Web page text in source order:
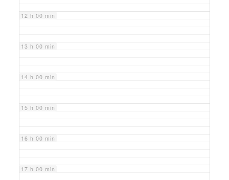
12 h 00 min
13 h 00 min
14 h 00 min
15 h 00 min
16 h 00 min
17 h 00 min